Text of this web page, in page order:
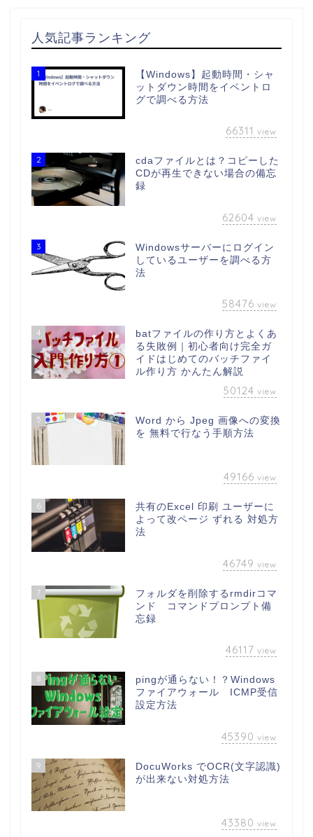
人気記事ランキング
1
【Windows】起動時間・シャ
ットダウン時間をイベントロ
グで調べる方法
66311 view
2
cdaファイルとは？コピーした
CDが再生できない場合の備忘
録
62604 view
3
Windowsサーバーにログイン
しているユーザーを調べる方
法
58476 view
4
batファイルの作り方とよくあ
る失敗例｜初心者向け完全ガ
イドはじめてのバッチファイ
ル作り方 かんたん解説
50124 view
5
Word から Jpeg 画像への変換
を 無料で行なう手順方法
49166 view
6
共有のExcel 印刷 ユーザーに
よって改ページ ずれる 対処方
法
46749 view
7
フォルダを削除するrmdirコマ
ンド コマンドプロンプト備
忘録
46117 view
8
pingが通らない！？Windows
ファイアウォール ICMP受信
設定方法
45390 view
9
DocuWorks でOCR(文字認識)
が出来ない対処方法
43380 view